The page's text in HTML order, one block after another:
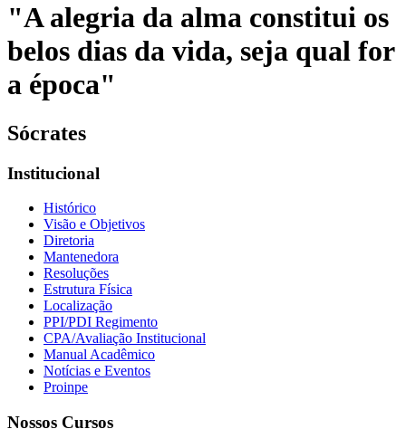
"A alegria da alma constitui os
belos dias da vida, seja qual for
a época"
Sócrates
Institucional
Histórico
Visão e Objetivos
Diretoria
Mantenedora
Resoluções
Estrutura Física
Localização
PPI/PDI Regimento
CPA/Avaliação Institucional
Manual Acadêmico
Notícias e Eventos
Proinpe
Nossos Cursos